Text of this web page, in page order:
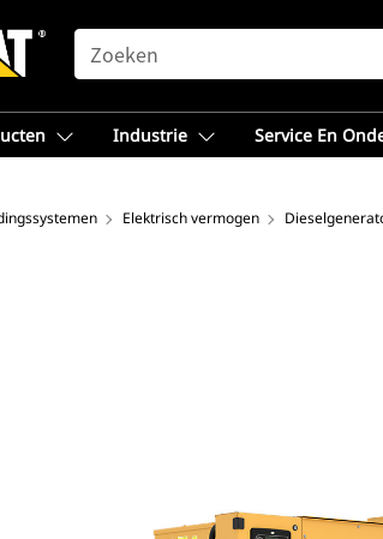
SEARCH
Industrie Service En
Elektrisch vermogen